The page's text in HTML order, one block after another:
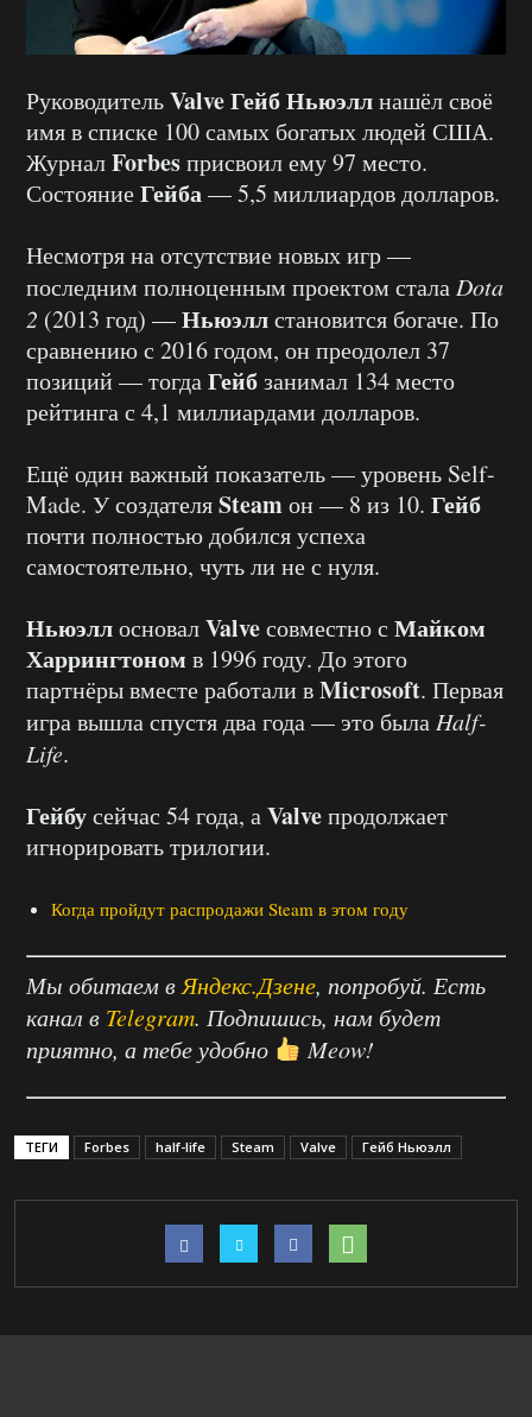
РуководительValve Гейб Ньюэллнашёл своё
имя в списке 100 самых богатых людей США.
ЖурналForbesприсвоил ему 97 место.
СостояниеГейба— 5,5 миллиардов долларов.
Несмотря на отсутствие новых игр —
последним полноценным проектом стала Dota
2 (2013 год) —Ньюэллстановится богаче. По
сравнению с 2016 годом, он преодолел 37
позиций — тогдаГейбзанимал 134 место
рейтинга с 4,1 миллиардами долларов.
Ещё один важный показатель — уровень Self-
Made. У создателяSteamон — 8 из 10. Гейб
почти полностью добился успеха
самостоятельно, чуть ли не с нуля.
НьюэллосновалValveсовместно с Майком
Харрингтоном в 1996 году. До этого
партнёры вместе работали вMicrosoft. Первая
игра вышла спустя два года — это была Half-
Life.
Гейбусейчас 54 года, аValveпродолжает
игнорировать трилогии.
Когда пройдут распродажи Steam в этом году
Мы обитаем в Яндекс.Дзене, попробуй. Есть
канал в Telegram. Подпишись, нам будет
приятно, а тебе удобно
Meow!
ТЕГИ Forbes half-life Steam Valve Гейб Ньюэлл